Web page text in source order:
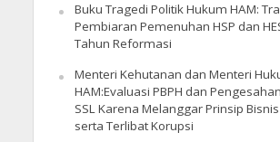
Buku Tragedi Politik Hukum HAM:
Pembiaran Pemenuhan HSP dan
Tahun Reformasi
Menteri Kehutanan dan Menteri
HAM:Evaluasi PBPH dan
SSL Karena Melanggar Prinsip
serta Terlibat Korupsi